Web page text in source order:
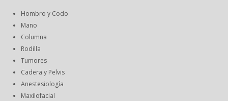
Hombro y Codo
Mano
Columna
Rodilla
Tumores
Cadera y Pelvis
Anestesiología
Maxilofacial